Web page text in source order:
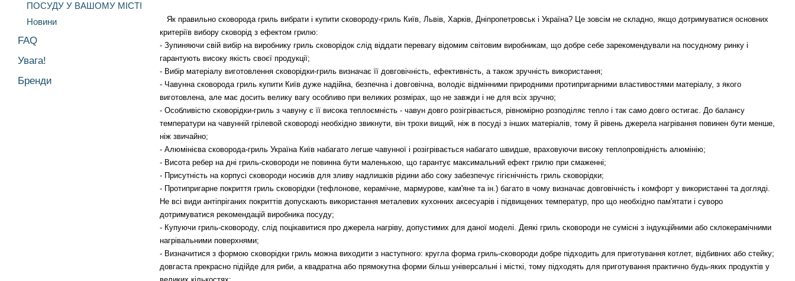
Як правильно сковорода гриль вибрати і купити сковороду-гриль Київ, Львів, Харків, Дніпропетровськ і Україна? Це зовсім не складно, якщо дотримуватися основних
критеріїв вибору сковорід з ефектом грилю:
- Зупиняючи свій вибір на виробнику гриль сковорідок слід віддати перевагу відомим світовим виробникам, що добре себе зарекомендували на посудному ринку і
гарантують високу якість своєї продукції;
- Вибір матеріалу виготовлення сковорідки-гриль визначає її довговічність, ефективність, а також зручність використання;
- Чавунна сковорода гриль купити Київ дуже надійна, безпечна і довговічна, володіє відмінними природними протипригарними властивостями матеріалу, з якого
виготовлена, але має досить велику вагу особливо при великих розмірах, що не завжди і не для всіх зручно;
- Особливістю сковорідки-гриль з чавуну є її висока теплоємність - чавун довго розігрівається, рівномірно розподіляє тепло і так само довго остигає. До балансу
температури на чавунній грілевой сковороді необхідно звикнути, він трохи вищий, ніж в посуді з інших матеріалів, тому й рівень джерела нагрівання повинен бути менше,
ніж звичайно;
- Алюмінієва сковорода-гриль Україна Київ набагато легше чавунної і розігрівається набагато швидше, враховуючи високу теплопровідність алюмінію;
- Висота ребер на дні гриль-сковороди не повинна бути маленькою, що гарантує максимальний ефект грилю при смаженні;
- Присутність на корпусі сковороди носиків для зливу надлишків рідини або соку забезпечує гігієнічність гриль сковорідки;
- Протипригарне покриття гриль сковорідки (тефлонове, керамічне, мармурове, кам'яне та ін.) багато в чому визначає довговічність і комфорт у використанні та догляді.
Не всі види антіпріганих покриттів допускають використання металевих кухонних аксесуарів і підвищених температур, про що необхідно пам'ятати і суворо
дотримуватися рекомендацій виробника посуду;
- Купуючи гриль-сковороду, слід поцікавитися про джерела нагріву, допустимих для даної моделі. Деякі гриль сковороди не сумісні з індукційними або склокерамічними
нагрівальними поверхнями;
- Визначитися з формою сковорідки гриль можна виходити з наступного: кругла форма гриль-сковороди добре підходить для приготування котлет, відбивних або стейку;
довгаста прекрасно підійде для риби, а квадратна або прямокутна форми більш універсальні і місткі, тому підходять для приготування практично будь-яких продуктів у
ПОСУДУ У ВАШОМУ МІСТІ
Новини
FAQ
Увага!
Бренди